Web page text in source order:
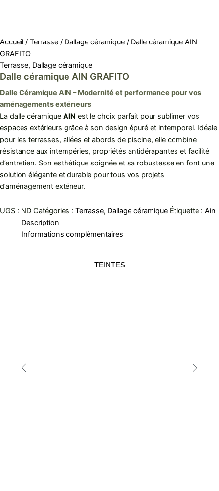
Accueil / Terrasse / Dallage céramique / Dalle céramique AIN
GRAFITO
Terrasse, Dallage céramique
Dalle céramique AIN GRAFITO
Dalle Céramique AIN – Modernité et performance pour vos
aménagements extérieurs
La dalle céramique AIN est le choix parfait pour sublimer vos
espaces extérieurs grâce à son design épuré et intemporel. Idéale
pour les terrasses, allées et abords de piscine, elle combine
résistance aux intempéries, propriétés antidérapantes et facilité
d’entretien. Son esthétique soignée et sa robustesse en font une
solution élégante et durable pour tous vos projets
d’aménagement extérieur.
UGS : ND Catégories : Terrasse, Dallage céramique Étiquette : Ain
Description
Informations complémentaires
TEINTES